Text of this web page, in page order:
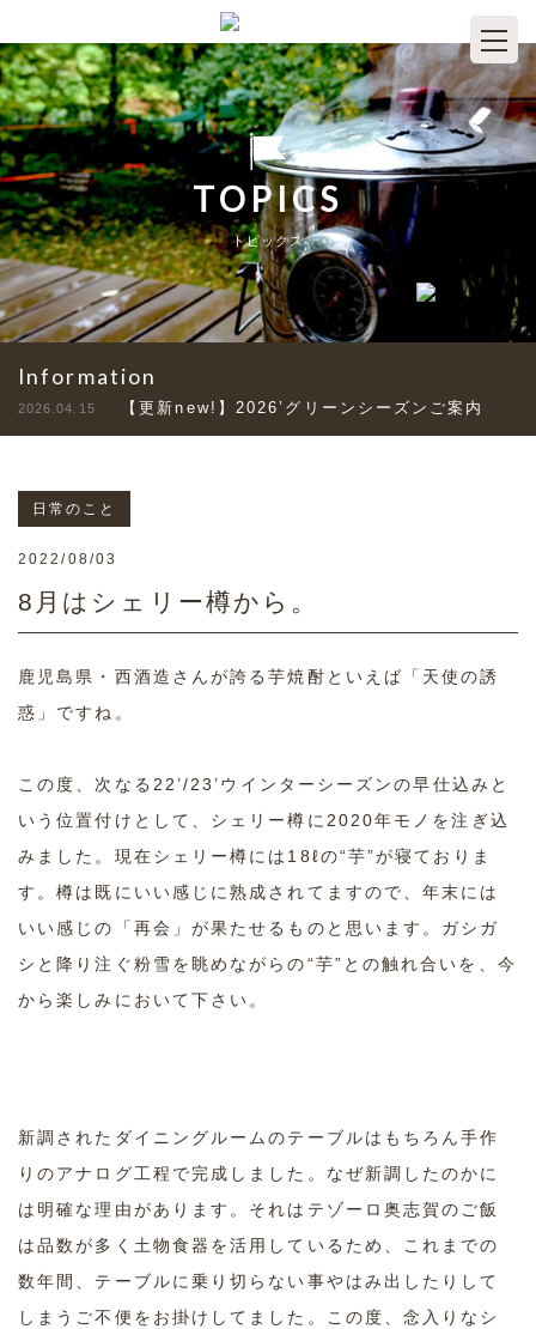
TOPICS
トピックス
Information
2026.04.15 【更新new!】2026’グリーンシーズンご案内
日常のこと
2022/08/03
8月はシェリー樽から。
鹿児島県・西酒造さんが誇る芋焼酎といえば「天使の誘
惑」ですね。
この度、次なる22’/23’ウインターシーズンの早仕込みと
いう位置付けとして、シェリー樽に2020年モノを注ぎ込
みました。現在シェリー樽には18ℓの“芋”が寝ておりま
す。樽は既にいい感じに熟成されてますので、年末には
いい感じの「再会」が果たせるものと思います。ガシガ
シと降り注ぐ粉雪を眺めながらの“芋”との触れ合いを、今
から楽しみにおいて下さい。
新調されたダイニングルームのテーブルはもちろん手作
りのアナログ工程で完成しました。なぜ新調したのかに
は明確な理由があります。それはテゾーロ奥志賀のご飯
は品数が多く土物食器を活用しているため、これまでの
数年間、テーブルに乗り切らない事やはみ出したりして
しまうご不便をお掛けしてました。この度、念入りなシ